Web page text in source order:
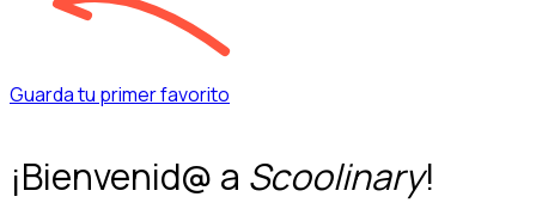
Guarda tu primer favorito
¡Bienvenid@ a Scoolinary!